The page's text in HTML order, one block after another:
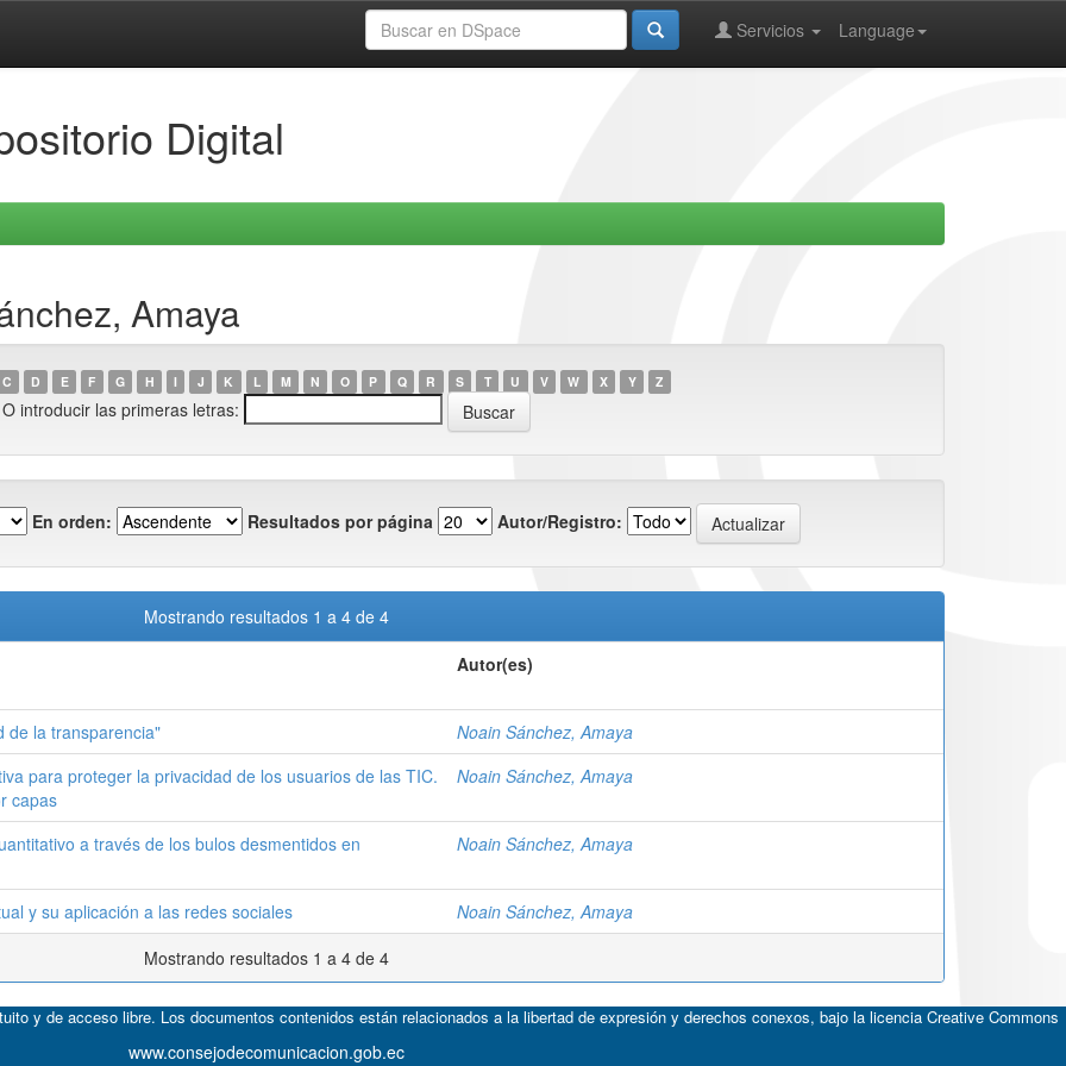
Language
Servicios
Digital
Amaya
C D E F G H I J K L M N O P Q R S T U V W X Y Z
O introducir las primeras letras:
En orden: Resultados por página Autor/Registro:
Mostrando resultados 1 a 4 de 4
Autor(es)
de la transparencia"
Noain Sánchez, Amaya
para proteger la privacidad de los usuarios de las TIC.
capas
Noain Sánchez, Amaya
a través de los bulos desmentidos en
Noain Sánchez, Amaya
y su aplicación a las redes sociales
Noain Sánchez, Amaya
Mostrando resultados 1 a 4 de 4
y de acceso libre. Los documentos contenidos están relacionados a la libertad de expresión y derechos conexos, bajo la licencia Creative Commons
www.consejodecomunicacion.gob.ec